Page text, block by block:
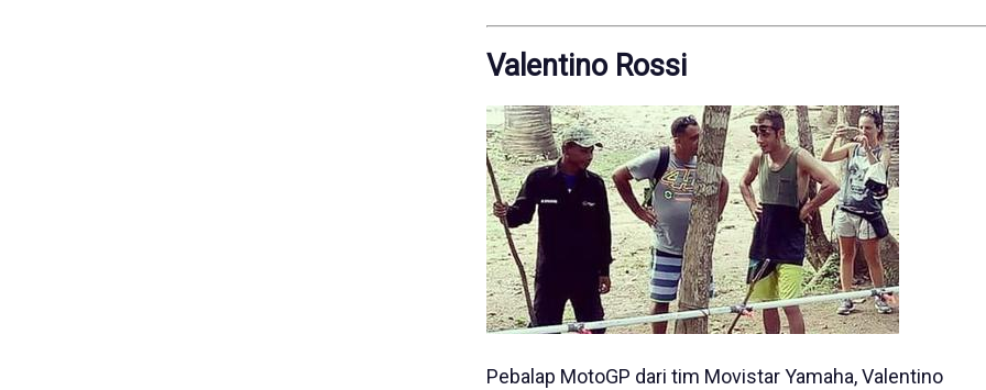
Valentino Rossi
Pebalap MotoGP dari tim Movistar Yamaha, Valentino